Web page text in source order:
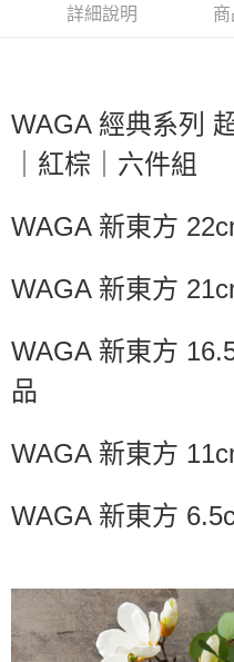
※ 請注意：結帳手續完成當下不
客戶支援中心」https://
【注意事項】
１．透過由恩沛科技股份有限公司
權轉讓予恩沛科技股份有限公司。
２．關於個人資料處理事宜，請瀏
「AFTEE先享後付」，若未經同
時審查核予不同之上限額度；若仍
５．嚴禁一人註冊多個帳號或使用
詳細說明
WAGA 經典系列
｜紅棕｜六件組
WAGA 新東方
WAGA 新東方
WAGA 新東方
品
WAGA 新東方
WAGA 新東方